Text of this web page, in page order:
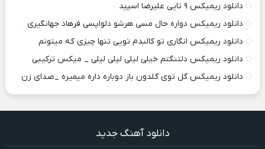
دانلود ریمیکس ۹ تایی علیرضا اسپید
دانلود ریمیکس دواره حال مسی هرشو دلواپسی فرهاد جهانگیری
دانلود ریمیکس انگاری تو کالبدم تویی تنها چیزی که میتونم
دانلود ریمیکس دلتنگتم خیلی لیلی لیلی لیلی _ میکس ترکیبی
دانلود ریمیکس گل توی گلدون باز دوباره داره میمیره _صدای زن
دانلود آهنگ جدید